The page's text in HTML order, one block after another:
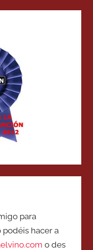
para
hacer a
o des